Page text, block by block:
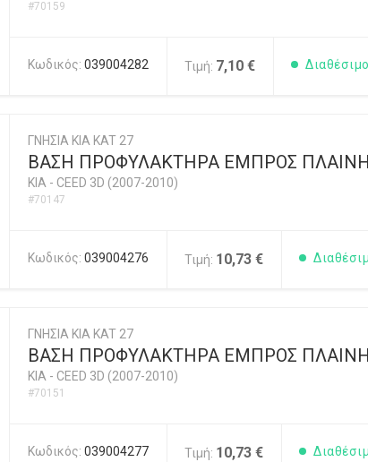
#70159
Κωδικός: 039004282 Τιμή: 7,10 € Διαθέσιμο
ΓΝΗΣΙΑ KIA KAT 27
ΒΑΣΗ ΠΡΟΦΥΛΑΚΤΗΡΑ ΕΜΠΡΟΣ
KIA - CEED 3D (2007-2010)
#70147
Κωδικός: 039004276 Τιμή: 10,73 €
ΓΝΗΣΙΑ KIA KAT 27
ΒΑΣΗ ΠΡΟΦΥΛΑΚΤΗΡΑ ΕΜΠΡΟΣ
KIA - CEED 3D (2007-2010)
#70151
Κωδικός: 039004277 Τιμή: 10,73 €